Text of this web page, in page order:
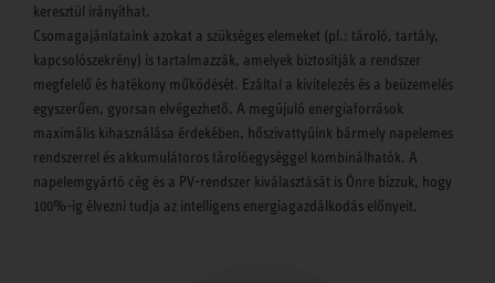
keresztül irányíthat.
Csomagajánlataink azokat a szükséges elemeket (pl.: tároló, tartály,
kapcsolószekrény) is tartalmazzák, amelyek biztosítják a rendszer
megfelelő és hatékony működését. Ezáltal a kivitelezés és a beüzemelés
egyszerűen, gyorsan elvégezhető. A megújuló energiaforrások
maximális kihasználása érdekében, hőszivattyúink bármely napelemes
rendszerrel és akkumulátoros tárolóegységgel kombinálhatók. A
napelemgyártó cég és a PV-rendszer kiválasztását is Önre bízzuk, hogy
100%-ig élvezni tudja az intelligens energiagazdálkodás előnyeit.